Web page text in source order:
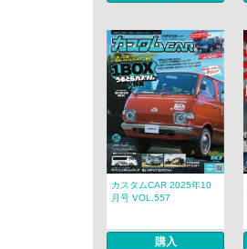
カスタムCAR 2025年10
月号 VOL.557
購入